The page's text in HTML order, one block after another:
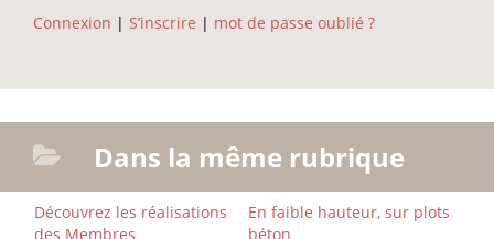
Connexion | S’inscrire | mot de passe oublié ?
Dans la même rubrique
Découvrez les réalisations
des Membres
En faible hauteur, sur plots
béton